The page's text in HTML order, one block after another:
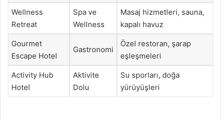
Wellness
Retreat
Spa ve
Wellness
Masaj hizmetleri, sauna,
kapalı havuz
Gourmet
Escape Hotel
Gastronomi
Özel restoran, şarap
eşleşmeleri
Activity Hub
Hotel
Aktivite
Dolu
Su sporları, doğa
yürüyüşleri